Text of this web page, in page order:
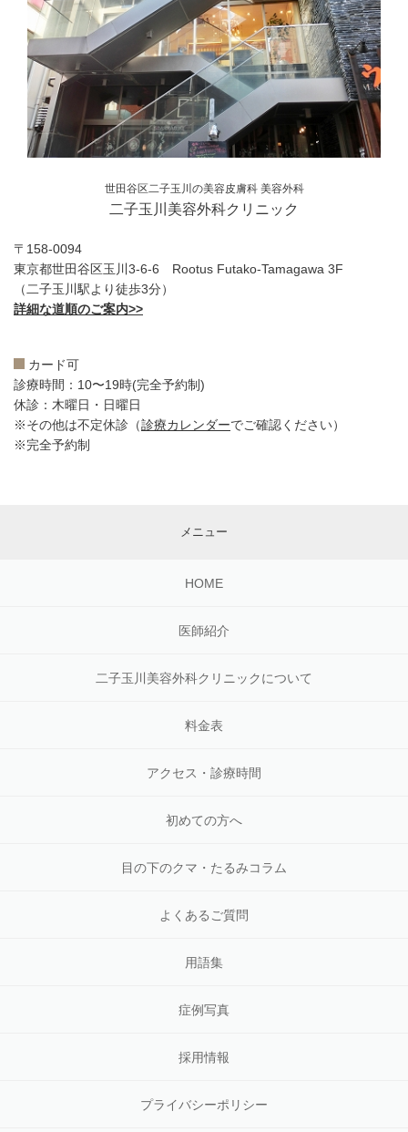
世田谷区二子玉川の美容皮膚科 美容外科
二子玉川美容外科クリニック
〒158-0094
東京都世田谷区玉川3-6-6 Rootus Futako-Tamagawa 3F
（二子玉川駅より徒歩3分）
詳細な道順のご案内>>
カード可
診療時間：10〜19時(完全予約制)
休診：木曜日・日曜日
※その他は不定休診（診療カレンダーでご確認ください）
※完全予約制
メニュー
HOME
医師紹介
二子玉川美容外科クリニックについて
料金表
アクセス・診療時間
初めての方へ
目の下のクマ・たるみコラム
よくあるご質問
用語集
症例写真
採用情報
プライバシーポリシー